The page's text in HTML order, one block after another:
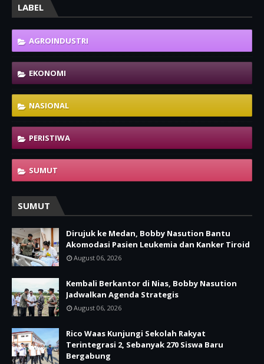
LABEL
AGROINDUSTRI
EKONOMI
NASIONAL
PERISTIWA
SUMUT
SUMUT
Dirujuk ke Medan, Bobby Nasution Bantu
Akomodasi Pasien Leukemia dan Kanker Tiroid
August 06, 2026
Kembali Berkantor di Nias, Bobby Nasution
Jadwalkan Agenda Strategis
August 06, 2026
Rico Waas Kunjungi Sekolah Rakyat
Terintegrasi 2, Sebanyak 270 Siswa Baru
Bergabung